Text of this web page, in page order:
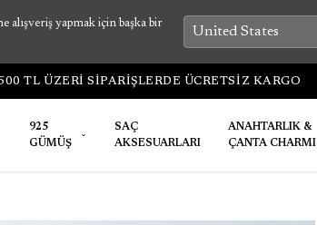
yapmak için başka bir
TL ÜZERİ SİPARİŞLERDE ÜCRETSİZ KARGO
925
GÜMÜŞ
SAÇ
AKSESUARLARI
ANAHTARLIK &
ÇANTA CHARMI